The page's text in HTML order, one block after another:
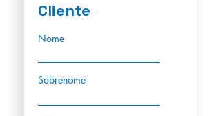
Cliente
Nome
Sobrenome